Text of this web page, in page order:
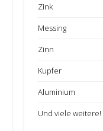
Zink
Messing
Zinn
Kupfer
Aluminium
Und viele weitere!